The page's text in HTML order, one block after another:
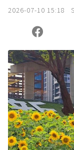
2026-07-10 15:18